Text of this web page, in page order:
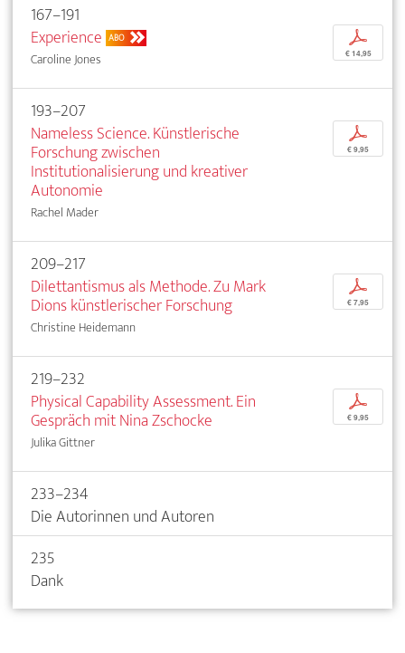
167–191
Experience ABO
Caroline Jones
p
€ 14,95
193–207
Nameless Science. Künstlerische
Forschung zwischen
Institutionalisierung und kreativer
Autonomie
Rachel Mader
p
€ 9,95
209–217
Dilettantismus als Methode. Zu Mark
Dions künstlerischer Forschung
Christine Heidemann
p
€ 7,95
219–232
Physical Capability Assessment. Ein
Gespräch mit Nina Zschocke
Julika Gittner
p
€ 9,95
233–234
Die Autorinnen und Autoren
235
Dank